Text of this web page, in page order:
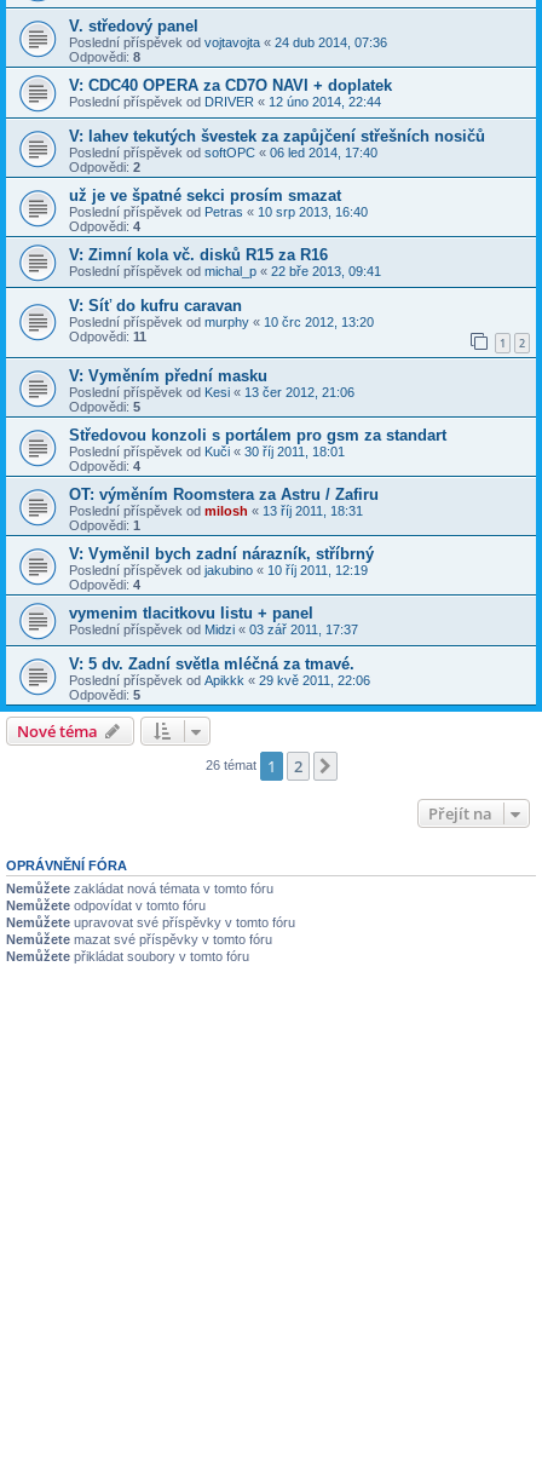
V. středový panel
Poslední příspěvek od vojtavojta « 24 dub 2014, 07:36
Odpovědi: 8
V: CDC40 OPERA za CD7O NAVI + doplatek
Poslední příspěvek od DRIVER « 12 úno 2014, 22:44
V: lahev tekutých švestek za zapůjčení střešních nosičů
Poslední příspěvek od softOPC « 06 led 2014, 17:40
Odpovědi: 2
už je ve špatné sekci prosím smazat
Poslední příspěvek od Petras « 10 srp 2013, 16:40
Odpovědi: 4
V: Zimní kola vč. disků R15 za R16
Poslední příspěvek od michal_p « 22 bře 2013, 09:41
V: Síť do kufru caravan
Poslední příspěvek od murphy « 10 črc 2012, 13:20
Odpovědi: 11 1 2
V: Vyměním přední masku
Poslední příspěvek od Kesi « 13 čer 2012, 21:06
Odpovědi: 5
Středovou konzoli s portálem pro gsm za standart
Poslední příspěvek od Kuči « 30 říj 2011, 18:01
Odpovědi: 4
OT: výměním Roomstera za Astru / Zafiru
Poslední příspěvek od milosh « 13 říj 2011, 18:31
Odpovědi: 1
V: Vyměnil bych zadní nárazník, stříbrný
Poslední příspěvek od jakubino « 10 říj 2011, 12:19
Odpovědi: 4
vymenim tlacitkovu listu + panel
Poslední příspěvek od Midzi « 03 zář 2011, 17:37
V: 5 dv. Zadní světla mléčná za tmavé.
Poslední příspěvek od Apikkk « 29 kvě 2011, 22:06
Odpovědi: 5
Nové téma
26 témat 1 2
Přejít na
OPRÁVNĚNÍ FÓRA
Nemůžete zakládat nová témata v tomto fóru
Nemůžete odpovídat v tomto fóru
Nemůžete upravovat své příspěvky v tomto fóru
Nemůžete mazat své příspěvky v tomto fóru
Nemůžete přikládat soubory v tomto fóru